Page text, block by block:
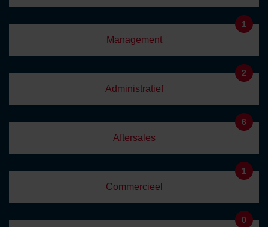
Management
1
Administratief
2
Aftersales
6
Commercieel
1
0